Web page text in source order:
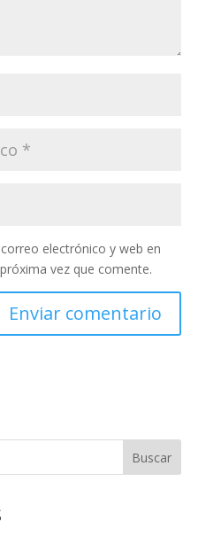
electrónico y web en
vez que comente.
Buscar